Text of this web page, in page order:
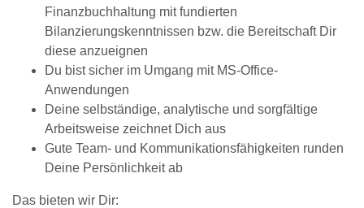
Finanzbuchhaltung mit fundierten
Bilanzierungskenntnissen bzw. die Bereitschaft Dir
diese anzueignen
Du bist sicher im Umgang mit MS-Office-
Anwendungen
Deine selbständige, analytische und sorgfältige
Arbeitsweise zeichnet Dich aus
Gute Team- und Kommunikationsfähigkeiten runden
Deine Persönlichkeit ab
Das bieten wir Dir: